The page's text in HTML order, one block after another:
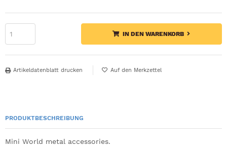
IN DEN WARENKORB
Artikeldatenblatt drucken
PRODUKTBESCHREIBUNG
Mini World metal accessories.